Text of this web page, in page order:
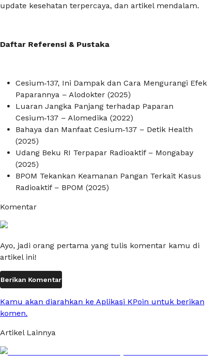
update kesehatan terpercaya, dan artikel mendalam.
Daftar Referensi & Pustaka
Cesium‑137, Ini Dampak dan Cara Mengurangi Efek
Paparannya – Alodokter (2025)
Luaran Jangka Panjang terhadap Paparan
Cesium‑137 – Alomedika (2022)
Bahaya dan Manfaat Cesium‑137 – Detik Health
(2025)
Udang Beku RI Terpapar Radioaktif – Mongabay
(2025)
BPOM Tekankan Keamanan Pangan Terkait Kasus
Radioaktif – BPOM (2025)
Komentar
Ayo, jadi orang pertama yang tulis komentar kamu di
artikel ini!
Berikan Komentar
Kamu akan diarahkan ke Aplikasi KPoin untuk berikan
komen.
Artikel Lainnya